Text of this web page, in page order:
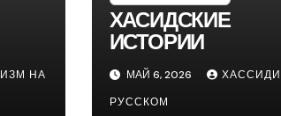
НА
ХАСИДСКИЕ
ИСТОРИИ
МАЙ 6, 2026
РУССКОМ